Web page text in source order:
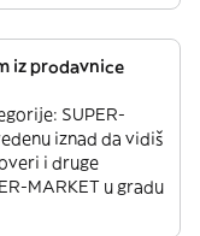
iz prodavnice
SUPER-
iznad da vidiš
i druge
MARKET u gradu